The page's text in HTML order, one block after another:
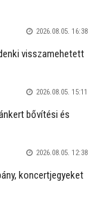
2026.08.05. 16:38
visszamehetett
2026.08.05. 15:11
bővítési és
2026.08.05. 12:38
koncertjegyeket